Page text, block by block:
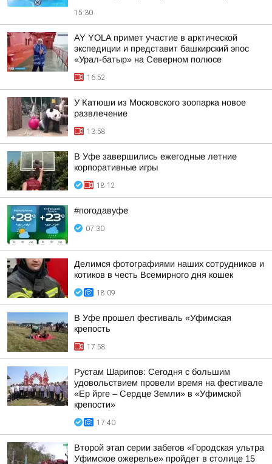
15:30
AY YOLA примет участие в арктической
экспедиции и представит башкирский эпос
«Урал-батыр» на Северном полюсе
16:52
У Катюши из Московского зоопарка новое
развлечение
13:58
В Уфе завершились ежегодные летние
корпоративные игры
18:12
#погодавуфе
07:30
Делимся фотографиями наших сотрудников и
котиков в честь Всемирного дня кошек
18:09
В Уфе прошел фестиваль «Уфимская
крепость
17:58
Рустам Шарипов: Сегодня с большим
удовольствием провели время на фестивале
«Ер йрге – Сердце Земли» в «Уфимской
крепости»
17:40
Второй этап серии забегов «Городская ультра
Уфимское ожерелье» пройдет в столице 15